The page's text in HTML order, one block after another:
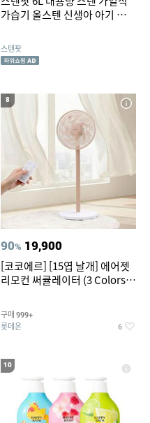
가습기 올스텐 신생아 아기 가습
스텐팟
8
90% 19,900
[코코에르] [15엽 날개] 에어젯
리모컨 써큘레이터 (3 Colors
구매 999+
롯데온 6
10